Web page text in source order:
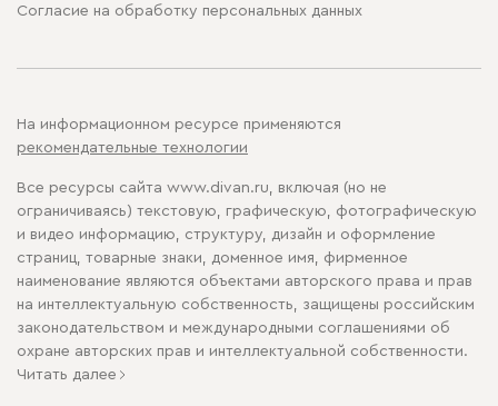
Cогласие на обработку персональных данных
На информационном ресурсе применяются
рекомендательные технологии
Все ресурсы сайта www.divan.ru, включая (но не
ограничиваясь) текстовую, графическую, фотографическую
и видео информацию, структуру, дизайн и оформление
страниц, товарные знаки, доменное имя, фирменное
наименование являются объектами авторского права и прав
на интеллектуальную собственность, защищены российским
законодательством и международными соглашениями об
охране авторских прав и интеллектуальной собственности.
Читать далее